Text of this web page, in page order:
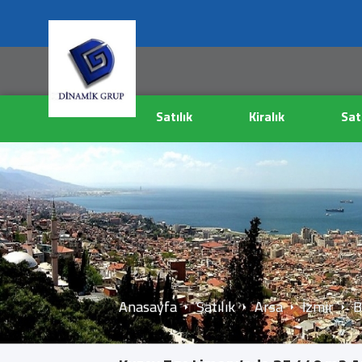
Satılık Kiralık
Anasayfa Satılık Arsa İzmir